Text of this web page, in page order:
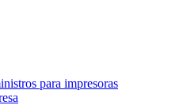
para impresoras